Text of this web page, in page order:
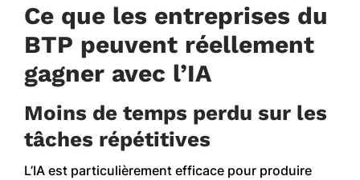
Ce que les entreprises du
BTP peuvent réellement
gagner avec l’IA
Moins de temps perdu sur les
tâches répétitives
L’IA est particulièrement efficace pour produire